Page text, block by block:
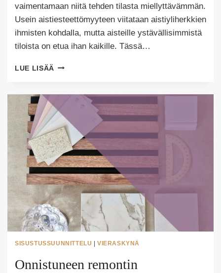
vaimentamaan niitä tehden tilasta miellyttävämmän.
Usein aistiesteettömyyteen viitataan aistiyliherkkien
ihmisten kohdalla, mutta aisteille ystävällisimmistä
tiloista on etua ihan kaikille. Tässä…
LUE LISÄÄ AISTIESTEETÖN
JA
MITEN?
SISUSTUSSUUNNITTELU |VIERASKYNÄ
Onnistuneen remontin